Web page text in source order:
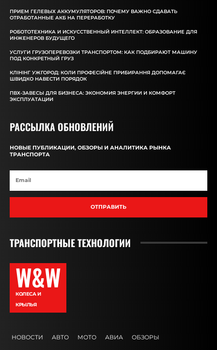
ПРИЕМ ГЕЛЕВЫХ АККУМУЛЯТОРОВ: ПОЧЕМУ ВАЖНО СДАВАТЬ
ОТРАБОТАННЫЕ АКБ НА ПЕРЕРАБОТКУ
РОБОТОТЕХНИКА И ИСКУССТВЕННЫЙ ИНТЕЛЛЕКТ: ОБРАЗОВАНИЕ ДЛЯ
ИНЖЕНЕРОВ БУДУЩЕГО
УСЛУГИ ГРУЗОПЕРЕВОЗКИ ТРАНСПОРТОМ: КАК ПОДБИРАЮТ МАШИНУ
ПОД КОНКРЕТНЫЙ ГРУЗ
КЛІНІНГ УЖГОРОД: КОЛИ ПРОФЕСІЙНЕ ПРИБИРАННЯ ДОПОМАГАЄ
ШВИДКО НАВЕСТИ ПОРЯДОК
ПВХ-ЗАВЕСЫ ДЛЯ БИЗНЕСА: ЭКОНОМИЯ ЭНЕРГИИ И КОМФОРТ
ЭКСПЛУАТАЦИИ
РАССЫЛКА ОБНОВЛЕНИЙ
НОВЫЕ ПУБЛИКАЦИИ, ОБЗОРЫ И АНАЛИТИКА РЫНКА
ТРАНСПОРТА
ОТПРАВИТЬ
ТРАНСПОРТНЫЕ ТЕХНОЛОГИИ
W&W
КОЛЕСА И
КРЫЛЬЯ
НОВОСТИ АВТО МОТО АВИА ОБЗОРЫ